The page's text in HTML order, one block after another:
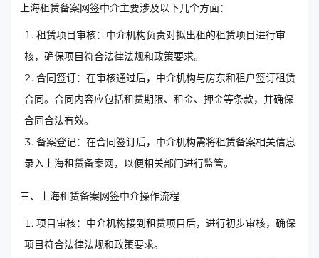
上海租赁备案网签中介主要涉及以下几个方面：
租赁项目审核：中介机构负责对拟出租的租赁项目进行审
核，确保项目符合法律法规和政策要求。
合同签订：在审核通过后，中介机构与房东和租户签订租赁
合同。合同内容应包括租赁期限、租金、押金等条款，并确保
合同合法有效。
备案登记：在合同签订后，中介机构需将租赁备案相关信息
录入上海租赁备案网，以便相关部门进行监管。
三、上海租赁备案网签中介操作流程
项目审核：中介机构接到租赁项目后，进行初步审核，确保
项目符合法律法规和政策要求。